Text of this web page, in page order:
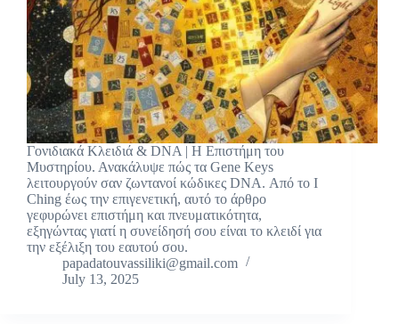
Γονιδιακά Κλειδιά & DNA | Η Επιστήμη του
Μυστηρίου. Ανακάλυψε πώς τα Gene Keys
λειτουργούν σαν ζωντανοί κώδικες DNA. Από το I
Ching έως την επιγενετική, αυτό το άρθρο
γεφυρώνει επιστήμη και πνευματικότητα,
εξηγώντας γιατί η συνείδησή σου είναι το κλειδί για
την εξέλιξη του εαυτού σου.
papadatouvassiliki@gmail.com
July 13, 2025